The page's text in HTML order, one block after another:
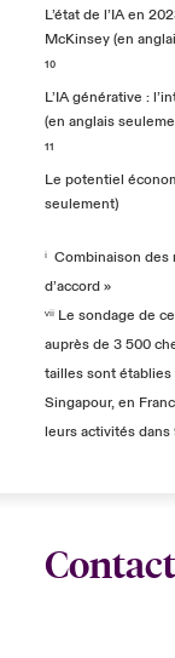
L’état de l’IA en
McKinsey (en
¹⁰
L’IA générative :
(en anglais
¹¹
Le potentiel
seulement)
ⁱ Combinaison des
d’accord »
ᵛⁱⁱ Le sondage de
auprès de 3 500
tailles sont établies
Singapour, en
leurs activités dans